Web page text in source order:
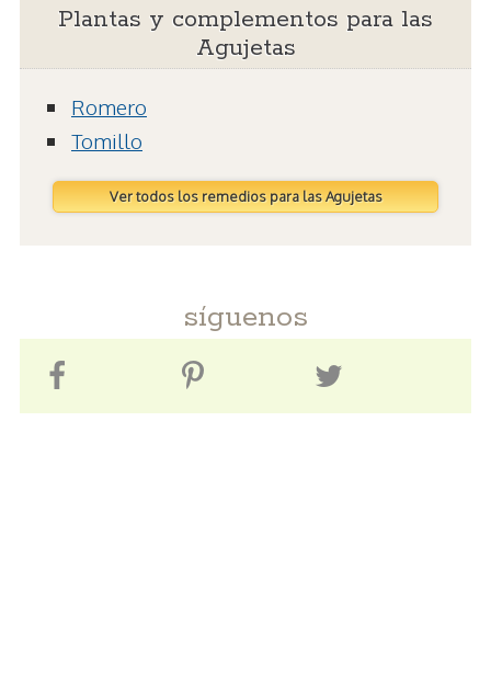
Plantas y complementos para las
Agujetas
Romero
Tomillo
Ver todos los remedios para las Agujetas
síguenos